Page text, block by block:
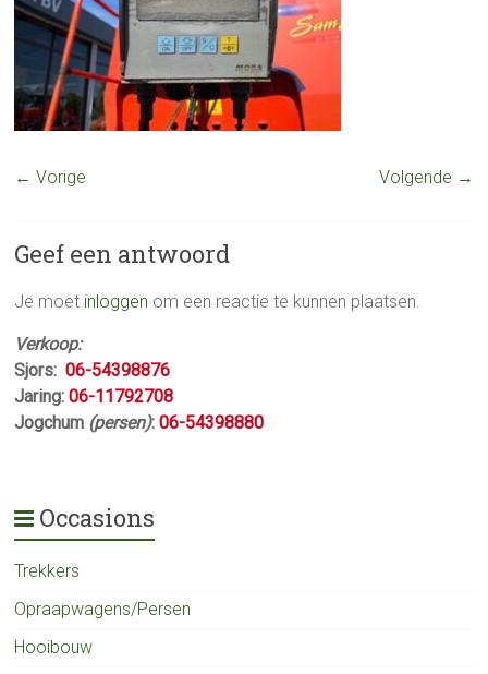
← Vorige Volgende →
Geef een antwoord
Je moet inloggen om een reactie te kunnen plaatsen.
Verkoop:
Sjors:06-54398876
Jaring:06-11792708
Jogchum (persen): 06-54398880
Occasions
Trekkers
Opraapwagens/Persen
Hooibouw